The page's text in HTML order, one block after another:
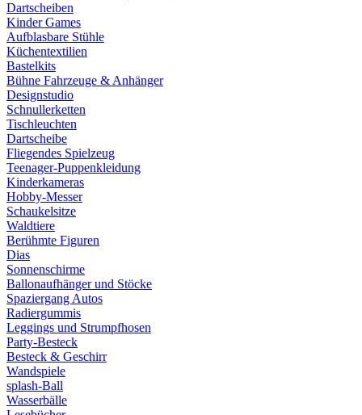
Dartscheiben
Kinder Games
Aufblasbare Stühle
Küchentextilien
Bastelkits
Bühne Fahrzeuge & Anhänger
Designstudio
Schnullerketten
Tischleuchten
Dartscheibe
Fliegendes Spielzeug
Teenager-Puppenkleidung
Kinderkameras
Hobby-Messer
Schaukelsitze
Waldtiere
Berühmte Figuren
Dias
Sonnenschirme
Ballonaufhänger und Stöcke
Spaziergang Autos
Radiergummis
Leggings und Strumpfhosen
Party-Besteck
Besteck & Geschirr
Wandspiele
splash-Ball
Wasserbälle